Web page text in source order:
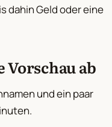
dahin Geld oder eine
Vorschau ab
und ein paar